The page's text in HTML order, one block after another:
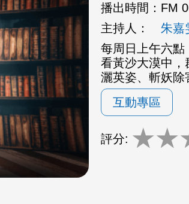
播出時間： FM
主持人：
朱嘉
每周日上午六點
看黃沙大漠中，
灑英姿、斬妖除
互動專區
評分: ★★